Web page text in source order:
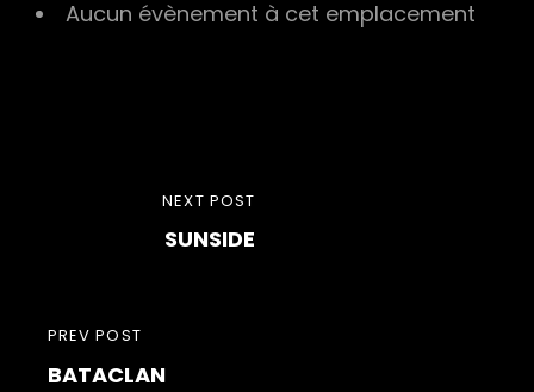
Aucun évènement à cet emplacement
Navigation
PREVIOUS
POST
PREV POST
BATACLAN
NEXT POST
SUNSIDE